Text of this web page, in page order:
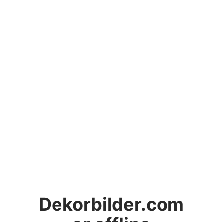
Dekorbilder.com